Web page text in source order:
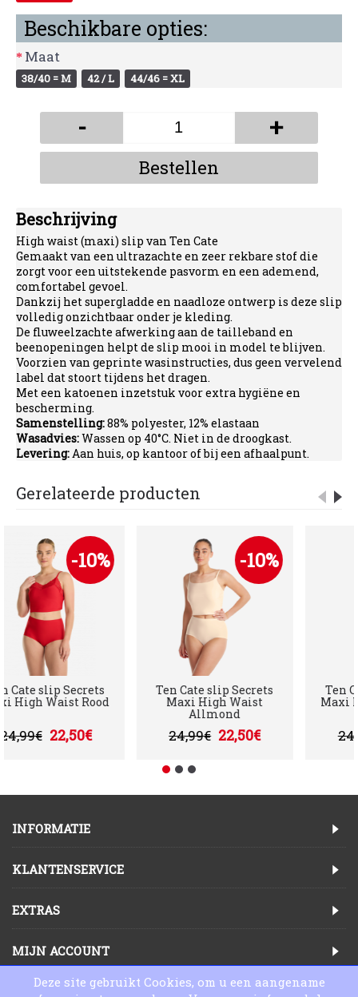
Beschikbare opties:
Maat
38/40 = M 42 / L 44/46 = XL
- +
Bestellen
Beschrijving
High waist (maxi) slip van Ten Cate
Gemaakt van een ultrazachte en zeer rekbare stof die
zorgt voor een uitstekende pasvorm en een ademend,
comfortabel gevoel.
Dankzij het supergladde en naadloze ontwerp is deze slip
volledig onzichtbaar onder je kleding.
De fluweelzachte afwerking aan de tailleband en
beenopeningen helpt de slip mooi in model te blijven.
Voorzien van geprinte wasinstructies, dus geen vervelend
label dat stoort tijdens het dragen.
Met een katoenen inzetstuk voor extra hygiëne en
bescherming.
Samenstelling:88% polyester, 12% elastaan
Wasadvies:Wassen op 40°C. Niet in de droogkast.
Levering: Aan huis, op kantoor of bij een afhaalpunt.
Gerelateerde producten
-10%
Cate slip Secrets
High Waist Rood
24,99€ 22,50€
-10%
Ten Cate slip Secrets
Maxi High Waist
Allmond
24,99€ 22,50€
INFORMATIE
KLANTENSERVICE
EXTRAS
MIJN ACCOUNT
Copyright © 2025, Lingeriewinkel Online
Deze site gebruikt Cookies, om u een aangename